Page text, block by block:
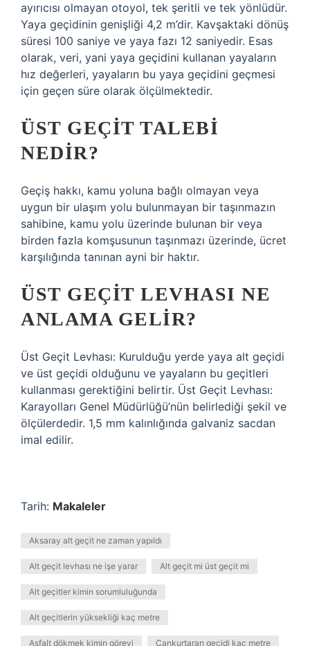
ayırıcısı olmayan otoyol, tek şeritli ve tek yönlüdür.
Yaya geçidinin genişliği 4,2 m’dir. Kavşaktaki dönüş
süresi 100 saniye ve yaya fazı 12 saniyedir. Esas
olarak, veri, yani yaya geçidini kullanan yayaların
hız değerleri, yayaların bu yaya geçidini geçmesi
için geçen süre olarak ölçülmektedir.
ÜST GEÇIT TALEBI
NEDIR?
Geçiş hakkı, kamu yoluna bağlı olmayan veya
uygun bir ulaşım yolu bulunmayan bir taşınmazın
sahibine, kamu yolu üzerinde bulunan bir veya
birden fazla komşusunun taşınmazı üzerinde, ücret
karşılığında tanınan ayni bir haktır.
ÜST GEÇIT LEVHASI NE
ANLAMA GELIR?
Üst Geçit Levhası: Kurulduğu yerde yaya alt geçidi
ve üst geçidi olduğunu ve yayaların bu geçitleri
kullanması gerektiğini belirtir. Üst Geçit Levhası:
Karayolları Genel Müdürlüğü’nün belirlediği şekil ve
ölçülerdedir. 1,5 mm kalınlığında galvaniz sacdan
imal edilir.
Tarih: Makaleler
Aksaray alt geçit ne zaman yapıldı
Alt geçit levhası ne işe yarar Alt geçit mi üst geçit mi
Alt geçitler kimin sorumluluğunda
Alt geçitlerin yüksekliği kaç metre
Asfalt dökmek kimin görevi Cankurtaran geçidi kaç metre